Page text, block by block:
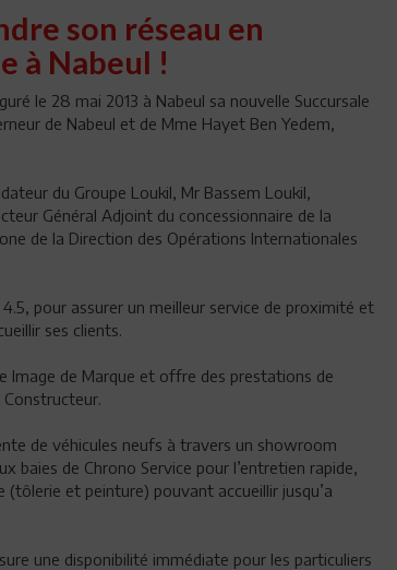
son réseau en
à Nabeul !
le 28 mai 2013 à Nabeul sa nouvelle Succursale
de Nabeul et de Mme Hayet Ben Yedem,
du Groupe Loukil, Mr Bassem Loukil,
Général Adjoint du concessionnaire de la
de la Direction des Opérations Internationales
pour assurer un meilleur service de proximité et
ses clients.
Image de Marque et offre des prestations de
de véhicules neufs à travers un showroom
baies de Chrono Service pour l’entretien rapide,
et peinture) pouvant accueillir jusqu’a
une disponibilité immédiate pour les particuliers